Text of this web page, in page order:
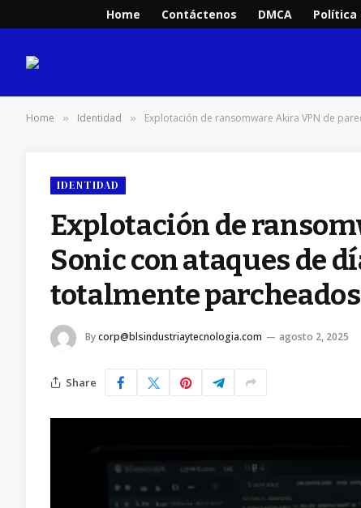
Home Contáctenos DMCA Política
Home » Identidad » Explotación de ransomware Akira VPN de
IDENTIDAD
Explotación de
Sonic con ataques de
totalmente parcheados
Bycorp@blsindustriaytecnologia.com agosto 2, 2025
Share